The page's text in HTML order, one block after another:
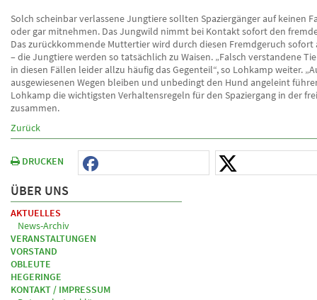
Solch scheinbar verlassene Jungtiere sollten Spaziergänger auf keinen
oder gar mitnehmen. Das Jungwild nimmt bei Kontakt sofort den
Das zurückkommende Muttertier wird durch diesen Fremdgeruch sofort
– die Jungtiere werden so tatsächlich zu Waisen. „Falsch verstandene
in diesen Fällen leider allzu häufig das Gegenteil“, so Lohkamp weiter.
ausgewiesenen Wegen bleiben und unbedingt den Hund angeleint
Lohkamp die wichtigsten Verhaltensregeln für den Spaziergang in der
zusammen.
Zurück
DRUCKEN
ÜBER UNS
AKTUELLES
News-Archiv
VERANSTALTUNGEN
VORSTAND
OBLEUTE
HEGERINGE
KONTAKT / IMPRESSUM